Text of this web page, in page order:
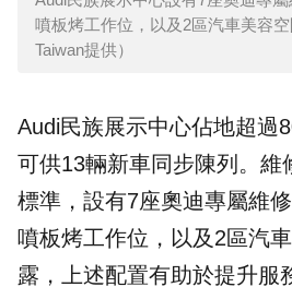
噴板烤工作位，以及2區汽車美容
Taiwan提供）
Audi民族展示中心佔地超過
可供13輛新車同步陳列。維
標準，設有7座奧迪專屬維
噴板烤工作位，以及2區汽
露，上述配置有助於提升服